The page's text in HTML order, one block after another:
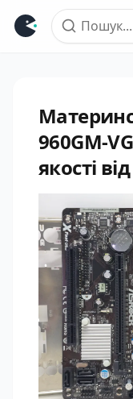
960GM-
якості